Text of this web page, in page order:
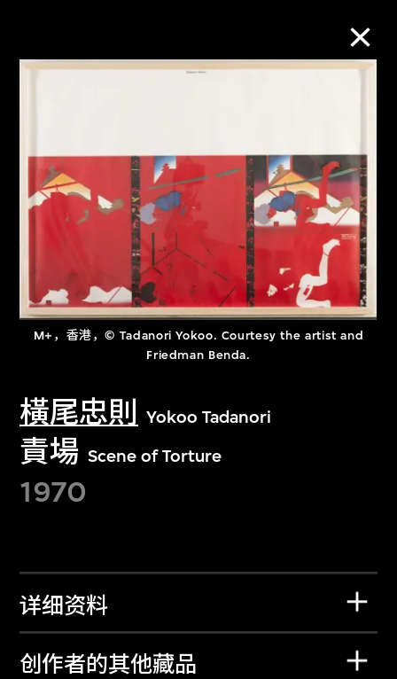
M+，香港，© Tadanori Yokoo. Courtesy the artist and
Friedman Benda.
橫尾忠則 Yokoo Tadanori
責場 Scene of Torture
1970
详细资料
创作者的其他藏品
M+藏品
进一步筛选 搜索
关于M+藏品
探索世界顶级的二十及二十一世纪视觉